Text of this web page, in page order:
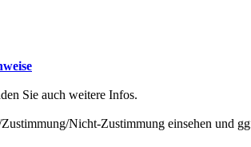
Sie auch weitere Infos.
Nicht-Zustimmung einsehen und